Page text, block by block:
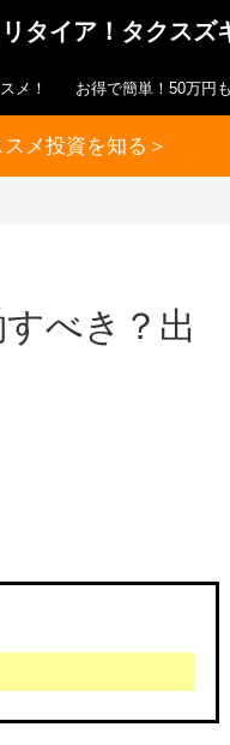
タイア！タクスズ
メ！ お得で簡単！50万円
メ投資を知る＞
べき？出